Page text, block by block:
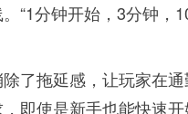
“1分钟开始，3分钟，
了拖延感，让玩家在
即使是新手也能快速